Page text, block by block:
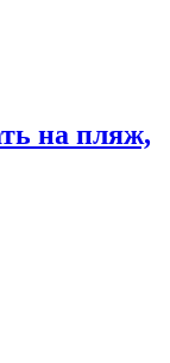
на пляж,